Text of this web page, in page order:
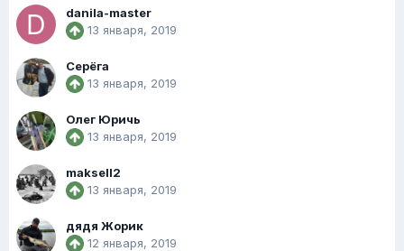
danila-master
13 января, 2019
Серёга
13 января, 2019
Олег Юричь
13 января, 2019
maksell2
13 января, 2019
дядя Жорик
12 января, 2019